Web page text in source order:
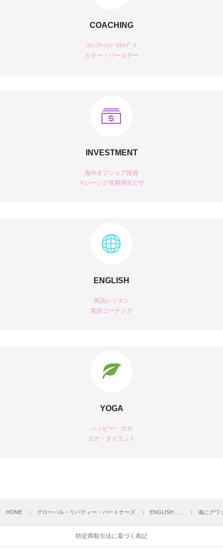
COACHING
ｺﾐｭﾆｹｰｼｮﾝ･ｴｷｽﾊﾟｰﾄ
カラー・バースデー
INVESTMENT
海外オフショア投資
マレーシア長期滞在ビザ
ENGLISH
英語レッスン
英語コーチング
YOGA
ハッピー・ヨガ
ヨガ・ダイエット
HOME グローバル・リバティー・パートナーズ ENGLISH , … 魂にグワ
特定商取引法に基づく表記